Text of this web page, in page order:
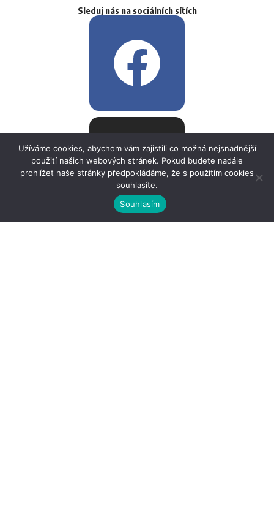
Sleduj nás na sociálních sítích
Užíváme cookies, abychom vám zajistili co možná nejsnadnější
použití našich webových stránek. Pokud budete nadále
prohlížet naše stránky předpokládáme, že s použitím cookies
souhlasíte.
Souhlasím